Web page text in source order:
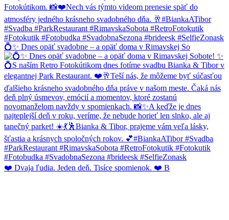
💍✨ Dnes opäť svadobne – a opäť doma v Rimavskej So
❤️ Dvaja ľudia. Jeden deň. Tisíce spomienok. ❤️ B